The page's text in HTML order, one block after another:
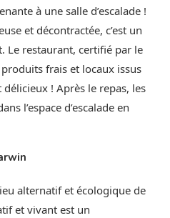
à une salle d’escalade !
et décontractée, c’est un
Le restaurant, certifié par le
frais et locaux issus
! Après le repas, les
l’espace d’escalade en
alternatif et écologique de
et vivant est un